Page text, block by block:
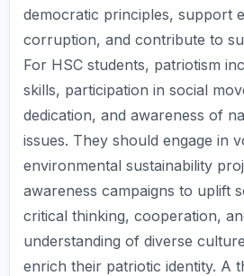
democratic principles, support
corruption, and contribute to
For HSC students, patriotism
skills, participation in social
dedication, and awareness of
issues. They should engage in
environmental sustainability
awareness campaigns to uplift
critical thinking, cooperation,
understanding of diverse
enrich their patriotic identity. A